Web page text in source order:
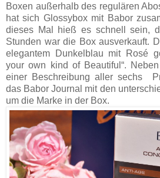
Boxen außerhalb des regulären
hat sich Glossybox mit Babor
dieses Mal hieß es schnell sein,
Stunden war die Box ausverkauft.
elegantem Dunkelblau mit Rosé
your own kind of Beautiful“.
einer Beschreibung aller sechs
das Babor Journal mit den
um die Marke in der Box.